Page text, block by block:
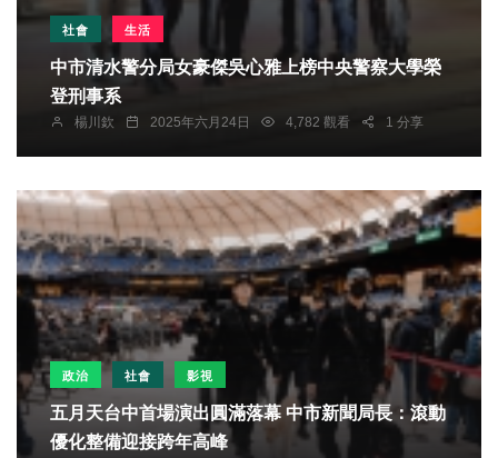
社會 生活
中市清水警分局女豪傑吳心雅上榜中央警察大學榮
登刑事系
楊川欽 2025年六月24日 4,782 觀看 1 分享
政治 社會 影視
五月天台中首場演出圓滿落幕 中市新聞局長：滾動
優化整備迎接跨年高峰